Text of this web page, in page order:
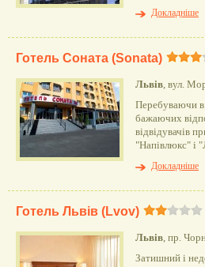
Докладніше
Готель Соната (Sonata)
Львів, вул.
Перебуваючи в
бажаючих
відвідувачів
"Напівлюкс" і
Докладніше
Готель Львів (Lvov)
Львів, пр.
Затишний і